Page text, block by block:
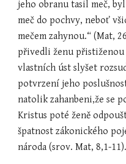
jeho obranu tasil meč,
meč do pochvy, neboť
mečem zahynou.“ (Mat,
přivedli ženu
vlastních úst slyšet
potvrzení jeho
natolik zahanbeni,že se
Kristus poté ženě
špatnost zákonického
národa (srov. Mat, 8,1-11).